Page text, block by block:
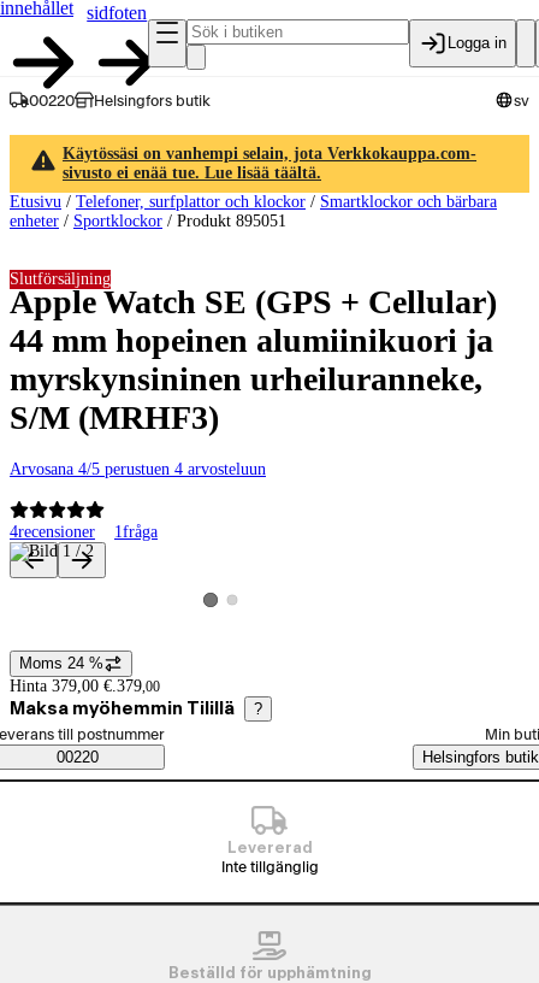
innehållet
sidfoten
Logga in
00220 Helsingfors butik sv
Käytössäsi on vanhempi selain, jota Verkkokauppa.com-
sivusto ei enää tue. Lue lisää täältä.
Etusivu / Telefoner, surfplattor och klockor / Smartklockor och bärbara
enheter / Sportklockor / Produkt 895051
Apple Watch SE (GPS + Cellular)
44 mm hopeinen alumiinikuori ja
myrskynsininen urheiluranneke,
S/M (MRHF3)
Arvosana 4/5 perustuen 4 arvosteluun
4recensioner 1fråga
Slutförsäljning
Produktbilder och videor
Visa produktbild 1
Visa produktbild 2
Prisinformation
Moms 24 %
Hinta 379,00 €. 379,00
Maksa myöhemmin Tilillä ?
Saatavuustiedot
beställningssätt
till postnummer
00220
Min
Helsingfors butik
Levererad
Inte tillgänglig
Beställd för upphämtning